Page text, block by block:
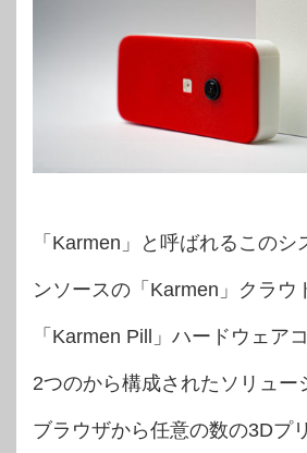
「Karmen」と呼ばれるこの
ンソースの「Karmen」クラウ
「Karmen Pill」ハードウェア
2つのから構成されたソリュー
ブラウザから任意の数の3Dプ